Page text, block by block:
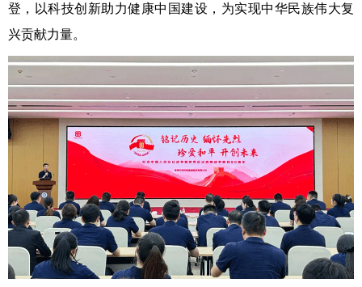
登，以科技创新助力健康中国建设，为实现中华民族伟大复
兴贡献力量。